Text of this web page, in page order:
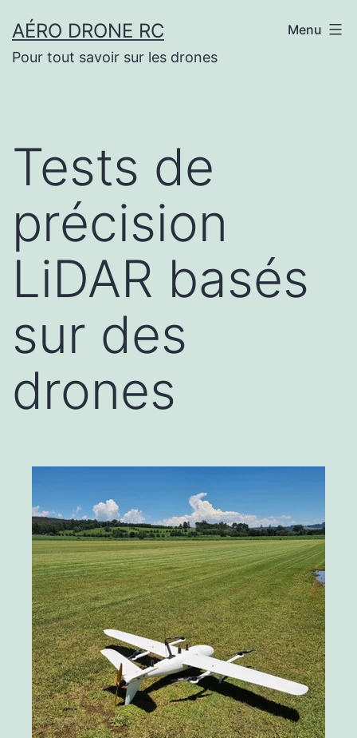
au
contenu
AÉRO DRONE RC
Pour tout savoir sur les drones
Menu
Tests de
précision
LiDAR basés
sur des
drones